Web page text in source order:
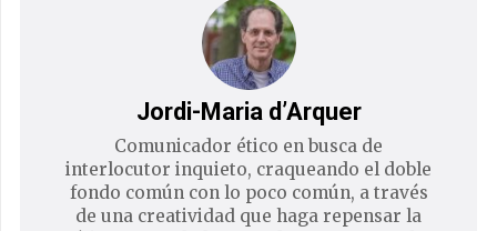
Jordi-Maria d’Arquer
Comunicador ético en busca de
interlocutor inquieto, craqueando el doble
fondo común con lo poco común, a través
de una creatividad que haga repensar la